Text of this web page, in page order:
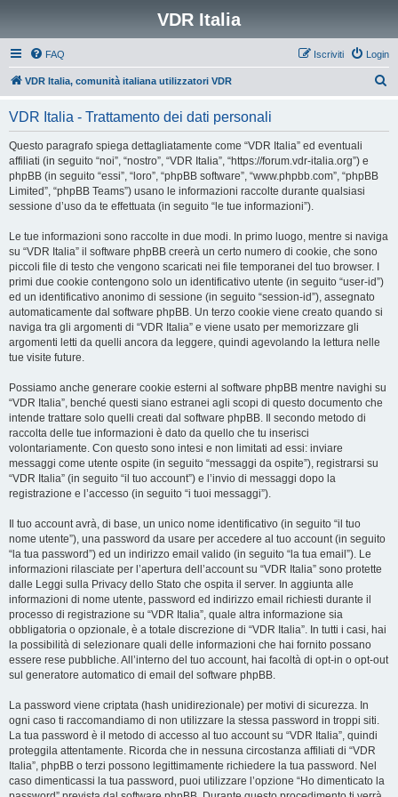
VDR Italia
FAQ Login
Iscriviti
VDR Italia, comunità italiana utilizzatori VDR
VDR Italia - Trattamento dei dati personali
Questo paragrafo spiega dettagliatamente come “VDR Italia” ed eventuali
affiliati (in seguito “noi”, “nostro”, “VDR Italia”, “https://forum.vdr-italia.org”) e
phpBB (in seguito “essi”, “loro”, “phpBB software”, “www.phpbb.com”, “phpBB
Limited”, “phpBB Teams”) usano le informazioni raccolte durante qualsiasi
sessione d’uso da te effettuata (in seguito “le tue informazioni”).
Le tue informazioni sono raccolte in due modi. In primo luogo, mentre si naviga
su “VDR Italia” il software phpBB creerà un certo numero di cookie, che sono
piccoli file di testo che vengono scaricati nei file temporanei del tuo browser. I
primi due cookie contengono solo un identificativo utente (in seguito “user-id”)
ed un identificativo anonimo di sessione (in seguito “session-id”), assegnato
automaticamente dal software phpBB. Un terzo cookie viene creato quando si
naviga tra gli argomenti di “VDR Italia” e viene usato per memorizzare gli
argomenti letti da quelli ancora da leggere, quindi agevolando la lettura nelle
tue visite future.
Possiamo anche generare cookie esterni al software phpBB mentre navighi su
“VDR Italia”, benché questi siano estranei agli scopi di questo documento che
intende trattare solo quelli creati dal software phpBB. Il secondo metodo di
raccolta delle tue informazioni è dato da quello che tu inserisci
volontariamente. Con questo sono intesi e non limitati ad essi: inviare
messaggi come utente ospite (in seguito “messaggi da ospite”), registrarsi su
“VDR Italia” (in seguito “il tuo account”) e l’invio di messaggi dopo la
registrazione e l’accesso (in seguito “i tuoi messaggi”).
Il tuo account avrà, di base, un unico nome identificativo (in seguito “il tuo
nome utente”), una password da usare per accedere al tuo account (in seguito
“la tua password”) ed un indirizzo email valido (in seguito “la tua email”). Le
informazioni rilasciate per l’apertura dell’account su “VDR Italia” sono protette
dalle Leggi sulla Privacy dello Stato che ospita il server. In aggiunta alle
informazioni di nome utente, password ed indirizzo email richiesti durante il
processo di registrazione su “VDR Italia”, quale altra informazione sia
obbligatoria o opzionale, è a totale discrezione di “VDR Italia”. In tutti i casi, hai
la possibilità di selezionare quali delle informazioni che hai fornito possano
essere rese pubbliche. All’interno del tuo account, hai facoltà di opt-in o opt-out
sul generatore automatico di email del software phpBB.
La password viene criptata (hash unidirezionale) per motivi di sicurezza. In
ogni caso ti raccomandiamo di non utilizzare la stessa password in troppi siti.
La tua password è il metodo di accesso al tuo account su “VDR Italia”, quindi
proteggila attentamente. Ricorda che in nessuna circostanza affiliati di “VDR
Italia”, phpBB o terzi possono legittimamente richiedere la tua password. Nel
caso dimenticassi la tua password, puoi utilizzare l’opzione “Ho dimenticato la